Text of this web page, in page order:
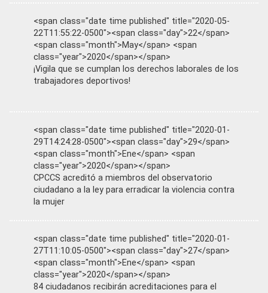
<span class="date time published" title="2020-05-
22T11:55:22-0500"><span class="day">22</span>
<span class="month">May</span> <span
class="year">2020</span></span>
¡Vigila que se cumplan los derechos laborales de los
trabajadores deportivos!
<span class="date time published" title="2020-01-
29T14:24:28-0500"><span class="day">29</span>
<span class="month">Ene</span> <span
class="year">2020</span></span>
CPCCS acreditó a miembros del observatorio
ciudadano a la ley para erradicar la violencia contra
la mujer
<span class="date time published" title="2020-01-
27T11:10:05-0500"><span class="day">27</span>
<span class="month">Ene</span> <span
class="year">2020</span></span>
84 ciudadanos recibirán acreditaciones para el